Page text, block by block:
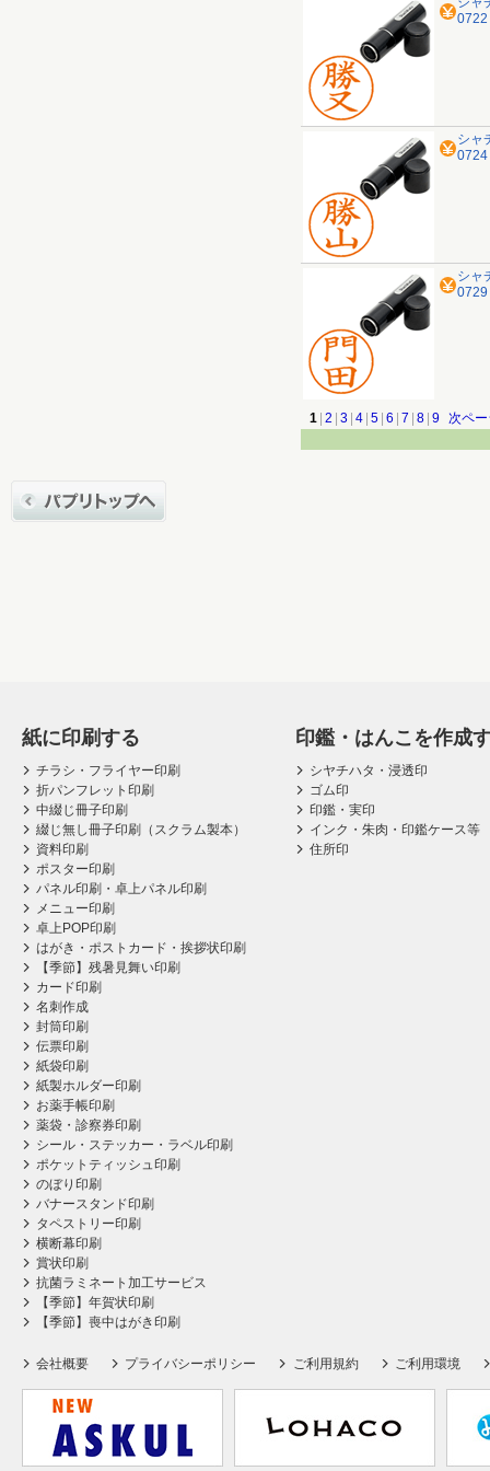
0722
シャ
0724
シャ
0729
1 2 3 4 5 6 7 8 9 次ペ
紙に印刷する
チラシ・フライヤー印刷
折パンフレット印刷
中綴じ冊子印刷
綴じ無し冊子印刷（スクラム製本）
資料印刷
ポスター印刷
パネル印刷・卓上パネル印刷
メニュー印刷
卓上POP印刷
はがき・ポストカード・挨拶状印刷
【季節】残暑見舞い印刷
カード印刷
名刺作成
封筒印刷
伝票印刷
紙袋印刷
紙製ホルダー印刷
お薬手帳印刷
薬袋・診察券印刷
シール・ステッカー・ラベル印刷
ポケットティッシュ印刷
のぼり印刷
バナースタンド印刷
タペストリー印刷
横断幕印刷
賞状印刷
抗菌ラミネート加工サービス
【季節】年賀状印刷
【季節】喪中はがき印刷
印鑑・はんこを作成
シヤチハタ・浸透印
ゴム印
印鑑・実印
インク・朱肉・印鑑ケース等
住所印
会社概要 プライバシーポリシー ご利用規約 ご利用環境